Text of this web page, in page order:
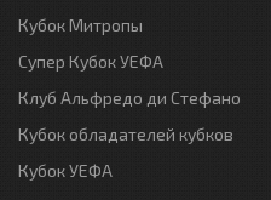
Кубок Митропы
Супер Кубок УЕФА
Клуб Альфредо ди Стефано
Кубок обладателей кубков
Кубок УЕФА